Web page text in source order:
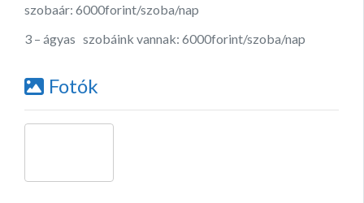
szobaár: 6000forint/szoba/nap
3 – ágyas szobáink vannak: 6000forint/szoba/nap
Fotók